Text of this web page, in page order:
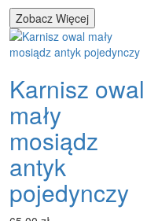
Zobacz Więcej
Karnisz owal
mały
mosiądz
antyk
pojedynczy